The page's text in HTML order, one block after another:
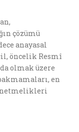
çözümü
anayasal
öncelik Resmî
olmak üzere
en